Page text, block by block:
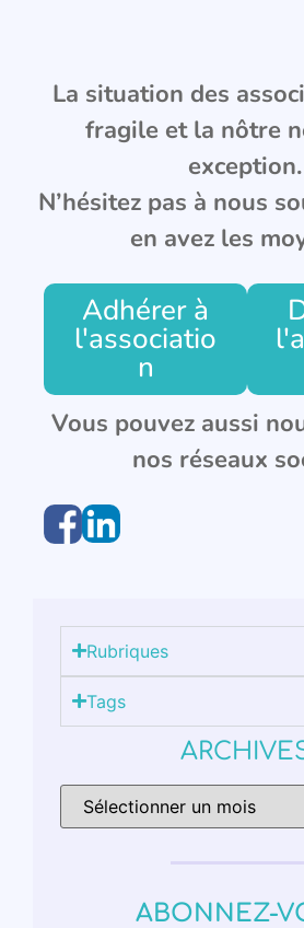
La situation des
fragile et la nôtre
exception.
N’hésitez pas à nous
en avez les
Adhérer à
l'associatio
n
Vous pouvez aussi
nos réseaux
Rubriques
Tags
ABONNEZ-